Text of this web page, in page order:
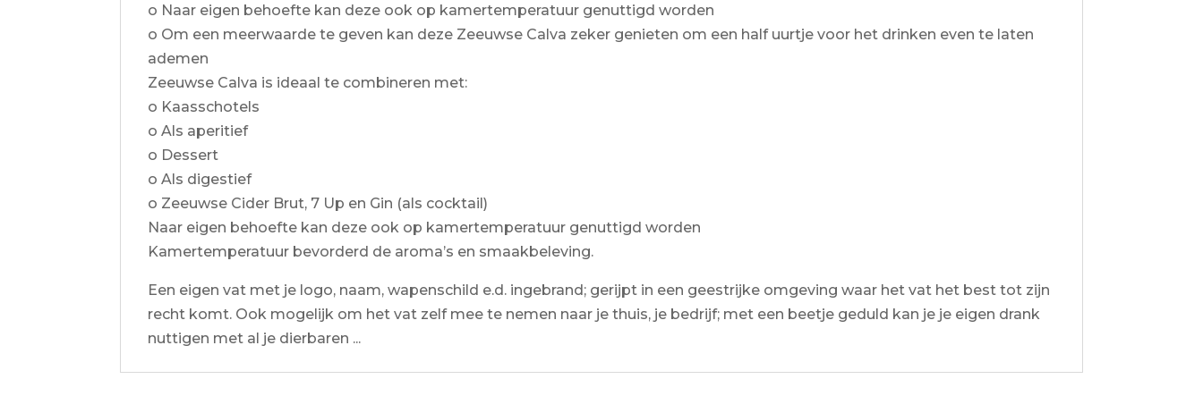
o Naar eigen behoefte kan deze ook op kamertemperatuur genuttigd worden
o Om een meerwaarde te geven kan deze Zeeuwse Calva zeker genieten om een half uurtje voor het drinken even te laten
ademen
Zeeuwse Calva is ideaal te combineren met:
o Kaasschotels
o Als aperitief
o Dessert
o Als digestief
o Zeeuwse Cider Brut, 7 Up en Gin (als cocktail)
Naar eigen behoefte kan deze ook op kamertemperatuur genuttigd worden
Kamertemperatuur bevorderd de aroma’s en smaakbeleving.
Een eigen vat met je logo, naam, wapenschild e.d. ingebrand; gerijpt in een geestrijke omgeving waar het vat het best tot zijn
recht komt. Ook mogelijk om het vat zelf mee te nemen naar je thuis, je bedrijf; met een beetje geduld kan je je eigen drank
nuttigen met al je dierbaren ...